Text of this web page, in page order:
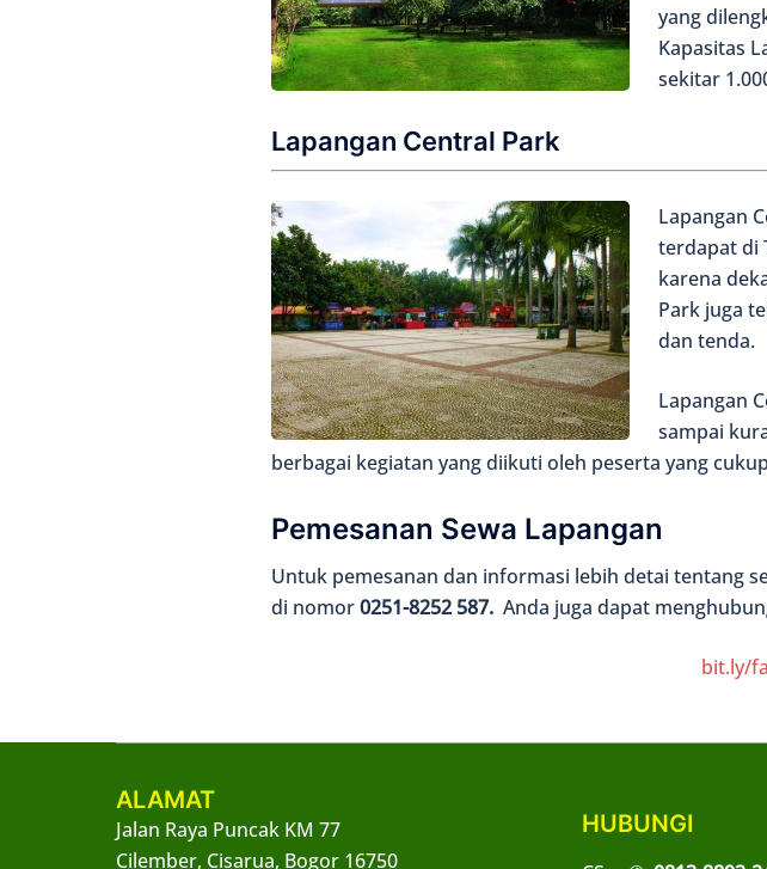
yang
Kapasitas
sekitar
Lapangan Central Park
Lapangan
terdapat di
karena
Park juga
dan tenda.
Lapangan
sampai
berbagai kegiatan yang diikuti oleh peserta yang
Pemesanan Sewa Lapangan
Untuk pemesanan dan informasi lebih detai tentang
di nomor0251-8252 587. Anda juga dapat
bit.ly/
ALAMAT
Jalan Raya Puncak KM 77
Cilember, Cisarua, Bogor 16750
HUBUNGI